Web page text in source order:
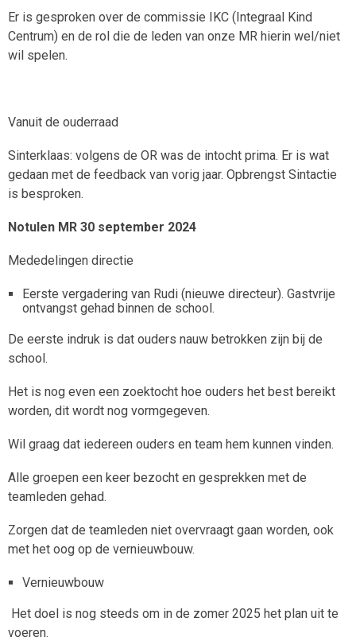
Er is gesproken over de commissie IKC (Integraal Kind
Centrum) en de rol die de leden van onze MR hierin wel/niet
wil spelen.
Vanuit de ouderraad
Sinterklaas: volgens de OR was de intocht prima. Er is wat
gedaan met de feedback van vorig jaar. Opbrengst Sintactie
is besproken.
Notulen MR 30 september 2024
Mededelingen directie
Eerste vergadering van Rudi (nieuwe directeur). Gastvrije
ontvangst gehad binnen de school.
De eerste indruk is dat ouders nauw betrokken zijn bij de
school.
Het is nog even een zoektocht hoe ouders het best bereikt
worden, dit wordt nog vormgegeven.
Wil graag dat iedereen ouders en team hem kunnen vinden.
Alle groepen een keer bezocht en gesprekken met de
teamleden gehad.
Zorgen dat de teamleden niet overvraagt gaan worden, ook
met het oog op de vernieuwbouw.
Vernieuwbouw
Het doel is nog steeds om in de zomer 2025 het plan uit te
voeren.